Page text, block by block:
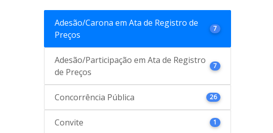
Adesão/Carona em Ata de Registro de
Preços
7
Adesão/Participação em Ata de Registro
de Preços
7
Concorrência Pública 26
Convite 1